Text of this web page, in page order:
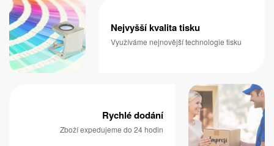
Nejvyšší kvalita tisku
Využíváme nejnovější technologie tisku
Rychlé dodání
Zboží expedujeme do 24 hodin